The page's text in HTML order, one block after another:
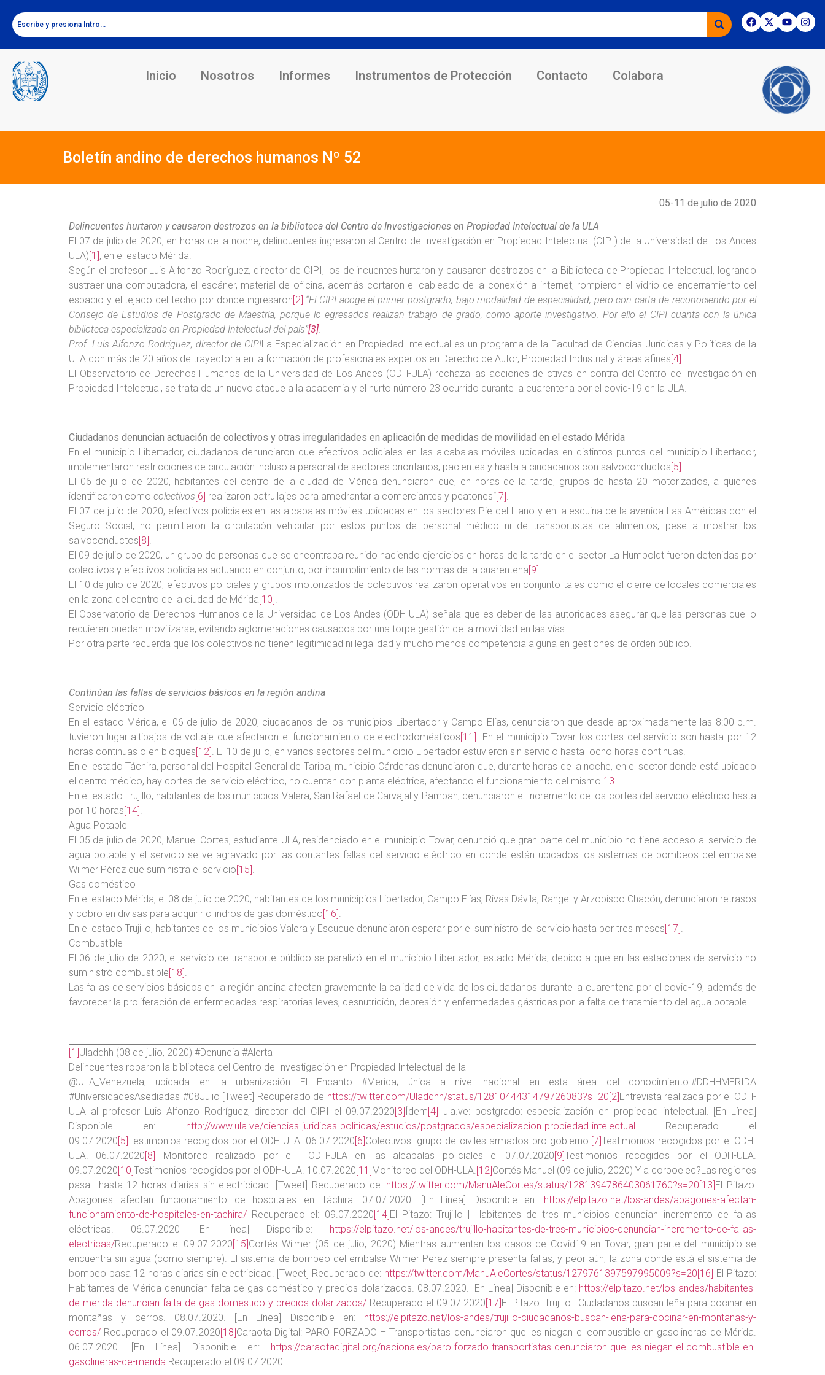
Inicio Nosotros Informes Instrumentos de Protección Contacto Colabora
Boletín andino de derechos humanos Nº 52
05-11 de julio de 2020
Delincuentes hurtaron y causaron destrozos en la biblioteca del Centro de Investigaciones en Propiedad Intelectual de la ULA
El 07 de julio de 2020, en horas de la noche, delincuentes ingresaron al Centro de Investigación en Propiedad Intelectual (CIPI) de la Universidad de Los Andes
ULA) [1] , en el estado Mérida.
Según el profesor Luis Alfonzo Rodríguez, director de CIPI, los delincuentes hurtaron y causaron destrozos en la Biblioteca de Propiedad Intelectual, logrando
sustraer una computadora, el escáner, material de oficina, además cortaron el cableado de la conexión a internet, rompieron el vidrio de encerramiento del
espacio y el tejado del techo por donde ingresaron [2] .“El CIPI acoge el primer postgrado, bajo modalidad de especialidad, pero con carta de reconociendo por el
Consejo de Estudios de Postgrado de Maestría, porque lo egresados realizan trabajo de grado, como aporte investigativo. Por ello el CIPI cuanta con la única
biblioteca especializada en Propiedad Intelectual del país”[3].
Prof. Luis Alfonzo Rodríguez, director de CIPILa Especialización en Propiedad Intelectual es un programa de la Facultad de Ciencias Jurídicas y Políticas de la
ULA con más de 20 años de trayectoria en la formación de profesionales expertos en Derecho de Autor, Propiedad Industrial y áreas afines [4] .
El Observatorio de Derechos Humanos de la Universidad de Los Andes (ODH-ULA) rechaza las acciones delictivas en contra del Centro de Investigación en
Propiedad Intelectual, se trata de un nuevo ataque a la academia y el hurto número 23 ocurrido durante la cuarentena por el covid-19 en la ULA.
Ciudadanos denuncian actuación de colectivos y otras irregularidades en aplicación de medidas de movilidad en el estado Mérida
En el municipio Libertador, ciudadanos denunciaron que efectivos policiales en las alcabalas móviles ubicadas en distintos puntos del municipio Libertador,
implementaron restricciones de circulación incluso a personal de sectores prioritarios, pacientes y hasta a ciudadanos con salvoconductos [5] .
El 06 de julio de 2020, habitantes del centro de la ciudad de Mérida denunciaron que, en horas de la tarde, grupos de hasta 20 motorizados, a quienes
identificaron como colectivos [6] realizaron patrullajes para amedrantar a comerciantes y peatones“ [7] .
El 07 de julio de 2020, efectivos policiales en las alcabalas móviles ubicadas en los sectores Pie del Llano y en la esquina de la avenida Las Américas con el
Seguro Social, no permitieron la circulación vehicular por estos puntos de personal médico ni de transportistas de alimentos, pese a mostrar los
salvoconductos [8] .
El 09 de julio de 2020, un grupo de personas que se encontraba reunido haciendo ejercicios en horas de la tarde en el sector La Humboldt fueron detenidas por
colectivos y efectivos policiales actuando en conjunto, por incumplimiento de las normas de la cuarentena [9] .
El 10 de julio de 2020, efectivos policiales y grupos motorizados de colectivos realizaron operativos en conjunto tales como el cierre de locales comerciales
en la zona del centro de la ciudad de Mérida [10] .
El Observatorio de Derechos Humanos de la Universidad de Los Andes (ODH-ULA) señala que es deber de las autoridades asegurar que las personas que lo
requieren puedan movilizarse, evitando aglomeraciones causados por una torpe gestión de la movilidad en las vías.
Por otra parte recuerda que los colectivos no tienen legitimidad ni legalidad y mucho menos competencia alguna en gestiones de orden público.
Continúan las fallas de servicios básicos en la región andina
Servicio eléctrico
En el estado Mérida, el 06 de julio de 2020, ciudadanos de los municipios Libertador y Campo Elías, denunciaron que desde aproximadamente las 8:00 p.m.
tuvieron lugar altibajos de voltaje que afectaron el funcionamiento de electrodomésticos [11] . En el municipio Tovar los cortes del servicio son hasta por 12
horas continuas o en bloques [12] . El 10 de julio, en varios sectores del municipio Libertador estuvieron sin servicio hasta ocho horas continuas.
En el estado Táchira, personal del Hospital General de Tariba, municipio Cárdenas denunciaron que, durante horas de la noche, en el sector donde está ubicado
el centro médico, hay cortes del servicio eléctrico, no cuentan con planta eléctrica, afectando el funcionamiento del mismo [13] .
En el estado Trujillo, habitantes de los municipios Valera, San Rafael de Carvajal y Pampan, denunciaron el incremento de los cortes del servicio eléctrico hasta
por 10 horas [14] .
Agua Potable
El 05 de julio de 2020, Manuel Cortes, estudiante ULA, residenciado en el municipio Tovar, denunció que gran parte del municipio no tiene acceso al servicio de
agua potable y el servicio se ve agravado por las contantes fallas del servicio eléctrico en donde están ubicados los sistemas de bombeos del embalse
Wilmer Pérez que suministra el servicio [15] .
Gas doméstico
En el estado Mérida, el 08 de julio de 2020, habitantes de los municipios Libertador, Campo Elías, Rivas Dávila, Rangel y Arzobispo Chacón, denunciaron retrasos
y cobro en divisas para adquirir cilindros de gas doméstico [16] .
En el estado Trujillo, habitantes de los municipios Valera y Escuque denunciaron esperar por el suministro del servicio hasta por tres meses [17] .
Combustible
El 06 de julio de 2020, el servicio de transporte público se paralizó en el municipio Libertador, estado Mérida, debido a que en las estaciones de servicio no
suministró combustible [18] .
Las fallas de servicios básicos en la región andina afectan gravemente la calidad de vida de los ciudadanos durante la cuarentena por el covid-19, además de
favorecer la proliferación de enfermedades respiratorias leves, desnutrición, depresión y enfermedades gástricas por la falta de tratamiento del agua potable.
[1] Uladdhh (08 de julio, 2020) #Denuncia #Alerta
Delincuentes robaron la biblioteca del Centro de Investigación en Propiedad Intelectual de la
@ULA_Venezuela, ubicada en la urbanización El Encanto #Merida; única a nivel nacional en esta área del conocimiento.#DDHHMERIDA
#UniversidadesAsediadas #08Julio [Tweet] Recuperado de https://twitter.com/Uladdhh/status/1281044431479726083?s=20 [2] Entrevista realizada por el ODH-
ULA al profesor Luis Alfonzo Rodríguez, director del CIPI el 09.07.2020 [3] Ídem [4]
ula.ve: postgrado: especialización en propiedad intelectual. [En Línea]
Disponible en:
http://www.ula.ve/ciencias-juridicas-politicas/estudios/postgrados/especializacion-propiedad-intelectual
Recuperado el
09.07.2020 [5] Testimonios recogidos por el ODH-ULA. 06.07.2020 [6] Colectivos: grupo de civiles armados pro gobierno. [7]Testimonios recogidos por el ODH-
ULA. 06.07.2020 [8] Monitoreo realizado por el ODH-ULA en las alcabalas policiales el 07.07.2020 [9]Testimonios recogidos por el ODH-ULA.
09.07.2020 [10] Testimonios recogidos por el ODH-ULA. 10.07.2020 [11] Monitoreo del ODH-ULA. [12] Cortés Manuel (09 de julio, 2020) Y a corpoelec?Las regiones
pasa hasta 12 horas diarias sin electricidad. [Tweet] Recuperado de: https://twitter.com/ManuAleCortes/status/1281394786403061760?s=20 [13] El Pitazo:
Apagones afectan funcionamiento de hospitales en Táchira. 07.07.2020. [En Línea] Disponible en:
https://elpitazo.net/los-andes/apagones-afectan-
funcionamiento-de-hospitales-en-tachira/ Recuperado el: 09.07.2020 [14] El Pitazo: Trujillo | Habitantes de tres municipios denuncian incremento de fallas
eléctricas. 06.07.2020 [En línea] Disponible:
https://elpitazo.net/los-andes/trujillo-habitantes-de-tres-municipios-denuncian-incremento-de-fallas-
electricas/Recuperado el 09.07.2020 [15] Cortés Wilmer (05 de julio, 2020) Mientras aumentan los casos de Covid19 en Tovar, gran parte del municipio se
encuentra sin agua (como siempre). El sistema de bombeo del embalse Wilmer Perez siempre presenta fallas, y peor aún, la zona donde está el sistema de
bombeo pasa 12 horas diarias sin electricidad. [Tweet] Recuperado de: https://twitter.com/ManuAleCortes/status/1279761397597995009?s=20 [16]
El Pitazo:
Habitantes de Mérida denuncian falta de gas doméstico y precios dolarizados. 08.07.2020. [En Línea] Disponible en: https://elpitazo.net/los-andes/habitantes-
de-merida-denuncian-falta-de-gas-domestico-y-precios-dolarizados/ Recuperado el 09.07.2020 [17] El Pitazo: Trujillo | Ciudadanos buscan leña para cocinar en
montañas y cerros. 08.07.2020. [En Línea] Disponible en:
https://elpitazo.net/los-andes/trujillo-ciudadanos-buscan-lena-para-cocinar-en-montanas-y-
cerros/ Recuperado el 09.07.2020 [18] Caraota Digital: PARO FORZADO – Transportistas denunciaron que les niegan el combustible en gasolineras de Mérida.
06.07.2020. [En Línea] Disponible en:
https://caraotadigital.org/nacionales/paro-forzado-transportistas-denunciaron-que-les-niegan-el-combustible-en-
gasolineras-de-merida Recuperado el 09.07.2020